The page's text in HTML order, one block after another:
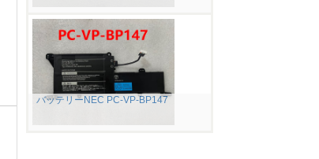
バッテリーNEC PC-VP-BP147